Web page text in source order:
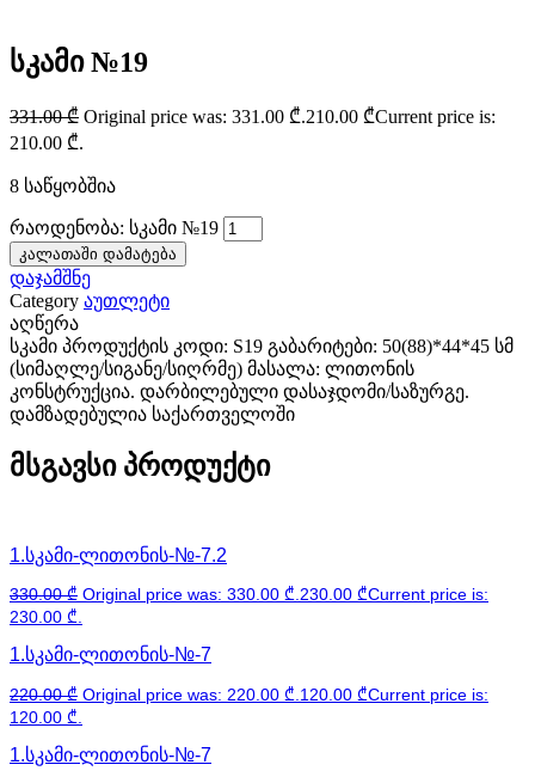
სკამი №19
331.00₾ Original price was: 331.00 ₾.210.00 ₾Current price is:
210.00 ₾.
8 საწყობშია
რაოდენობა: სკამი №19
კალათაში დამატება
დაჯამშნე
Category აუთლეტი
აღწერა
სკამი პროდუქტის კოდი: S19 გაბარიტები: 50(88)*44*45 სმ
(სიმაღლე/სიგანე/სიღრმე) მასალა: ლითონის
კონსტრუქცია. დარბილებული დასაჯდომი/საზურგე.
დამზადებულია საქართველოში
მსგავსი პროდუქტი
1.სკამი-ლითონის-№-7.2
330.00₾ Original price was: 330.00 ₾. 230.00 ₾Current price is:
230.00 ₾.
1.სკამი-ლითონის-№-7
220.00₾ Original price was: 220.00 ₾. 120.00 ₾Current price is:
120.00 ₾.
1.სკამი-ლითონის-№-7